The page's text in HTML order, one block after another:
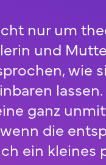
nur um
und
wie
ganz
die
ein kleines